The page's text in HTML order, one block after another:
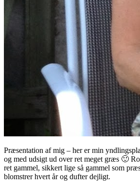
Præsentation af mig – her er min
og med udsigt ud over ret meget græs 🙂
ret gammel, sikkert lige så gammel som
blomstrer hvert år og dufter dejligt.